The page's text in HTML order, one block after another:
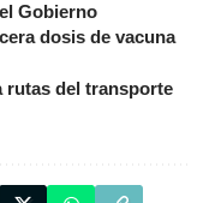
Gobierno
dosis de vacuna
rutas del transporte